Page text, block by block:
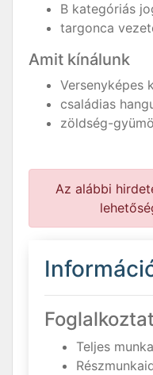
B kategóriás
targonca
Amit kínálunk
Versenyképes
családias
zöldség-
Az alábbi
Teljes